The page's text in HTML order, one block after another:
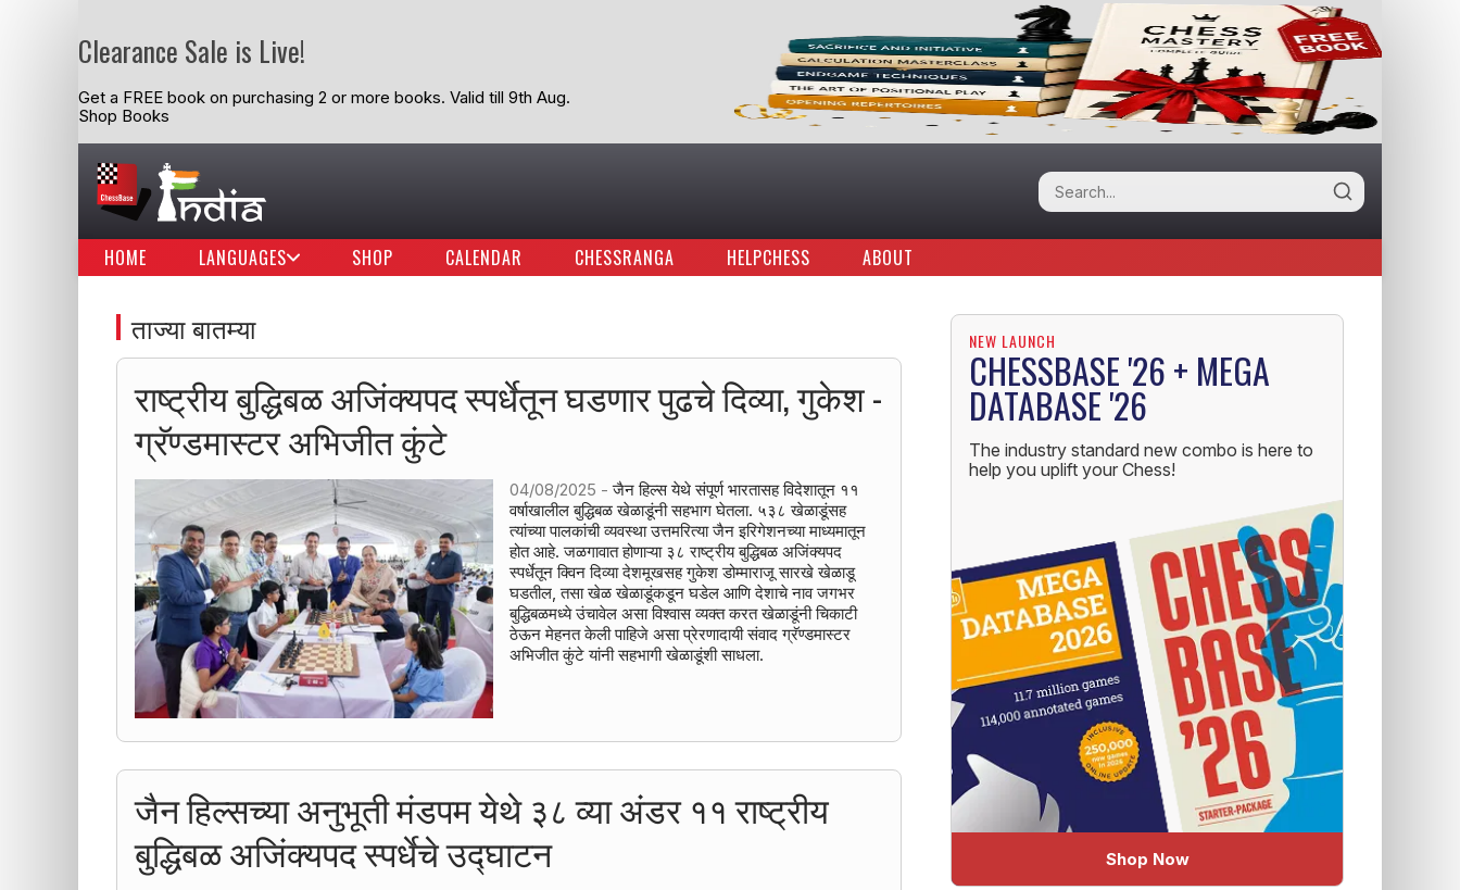
Clearance Sale is Live!
Get a FREE book on purchasing 2 or more books. Valid till 9th Aug.
Shop Books
HOME LANGUAGES SHOP CALENDAR CHESSRANGA HELPCHESS ABOUT
ताज्या बातम्या
राष्ट्रीय बुद्धिबळ अजिंक्यपद स्पर्धेतून घडणार पुढचे दिव्या, गुकेश -
ग्रॅण्डमास्टर अभिजीत कुंटे
04/08/2025 - जैन हिल्स येथे संपूर्ण भारतासह विदेशातून ११
वर्षाखालील बुद्धिबळ खेळाडूंनी सहभाग घेतला. ५३८ खेळाडूंसह
त्यांच्या पालकांची व्यवस्था उत्तमरित्या जैन इरिगेशनच्या माध्यमातून
होत आहे. जळगावात होणाऱ्या ३८ राष्ट्रीय बुद्धिबळ अजिंक्यपद
स्पर्धेतून क्विन दिव्या देशमूखसह गुकेश डोम्माराजू सारखे खेळाडू
घडतील, तसा खेळ खेळाडूंकडून घडेल आणि देशाचे नाव जगभर
बुद्धिबळमध्ये उंचावेल असा विश्वास व्यक्त करत खेळाडूंनी चिकाटी
ठेऊन मेहनत केली पाहिजे असा प्रेरणादायी संवाद ग्रॅण्डमास्टर
अभिजीत कुंटे यांनी सहभागी खेळाडूंशी साधला.
जैन हिल्सच्या अनुभूती मंडपम येथे ३८ व्या अंडर ११ राष्ट्रीय
बुद्धिबळ अजिंक्यपद स्पर्धेचे उद्घाटन
NEW LAUNCH
CHESSBASE '26 + MEGA
DATABASE '26
The industry standard new combo is here to
help you uplift your Chess!
Shop Now